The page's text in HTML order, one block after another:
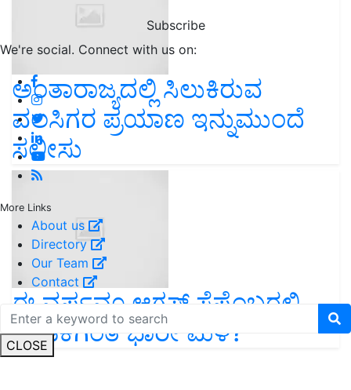
Subscribe
We're social. Connect with us on:
More Links
About us
Directory
Our Team
Contact
CLOSE
ಅಂತಾರಾಜ್ಯದಲ್ಲಿ ಸಿಲುಕಿರುವ
ವಲಸಿಗರ ಪ್ರಯಾಣ ಇನ್ನುಮುಂದೆ
ಸಲೀಸು
ಈ ವರ್ಷವೂ ಆಗಸ್ಟ್ ಸೆಪ್ಟೆಂಬರ್‍ನಲ್ಲಿ
ವಾಡಿಕೆಗಿಂತ ಭಾರೀ ಮಳೆ?